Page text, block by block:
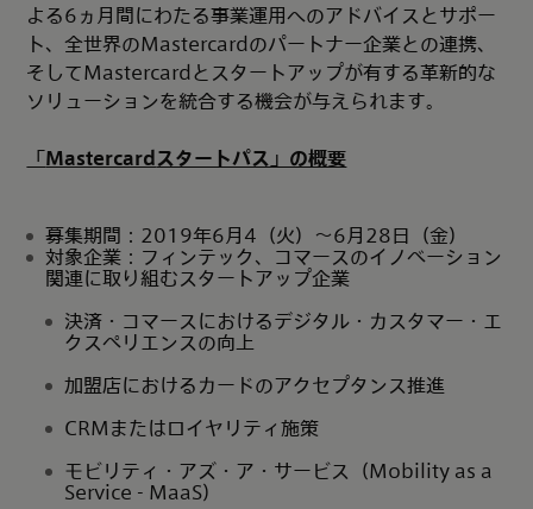
よる6ヵ月間にわたる事業運用へのアドバイスとサポー
ト、全世界のMastercardのパートナー企業との連携、
そしてMastercardとスタートアップが有する革新的な
ソリューションを統合する機会が与えられます。
「Mastercardスタートパス」の概要
募集期間：2019年6月4（火）～6月28日（金）
対象企業：フィンテック、コマースのイノベーション
関連に取り組むスタートアップ企業
決済・コマースにおけるデジタル・カスタマー・エ
クスペリエンスの向上
加盟店におけるカードのアクセプタンス推進
CRMまたはロイヤリティ施策
モビリティ・アズ・ア・サービス（Mobility as a
Service - MaaS）